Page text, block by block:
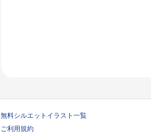
無料シルエットイラスト一覧
ご利用規約